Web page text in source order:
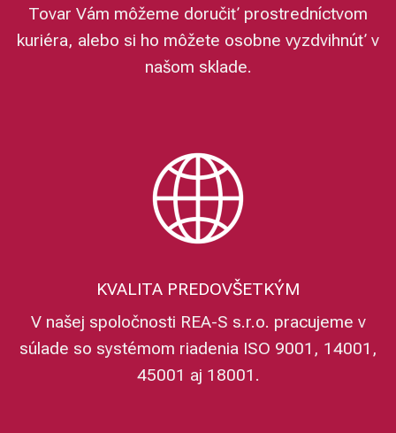
Tovar Vám môžeme doručiť prostredníctvom
kuriéra, alebo si ho môžete osobne vyzdvihnúť v
našom sklade.
KVALITA PREDOVŠETKÝM
V našej spoločnosti REA-S s.r.o. pracujeme v
súlade so systémom riadenia ISO 9001, 14001,
45001 aj 18001.